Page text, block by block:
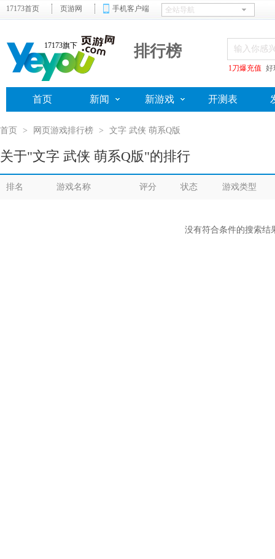
17173首页 页游网 手机客户端
17173旗下 排行榜
1刀爆充值 好
首页 新闻 新游戏 开测表
首页 > 网页游戏排行榜 > 文字 武侠 萌系Q版
关于"文字 武侠 萌系Q版"的排行
排名 游戏名称 评分 状态 游戏类型
没有符合条件的搜索结